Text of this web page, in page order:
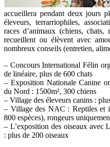
accueillera pendant deux jours
éleveurs, terrarriophiles,
races d’animaux (chiens, chats,
recueillent ou élèvent avec
nombreux conseils (entretien,
– Concours International Félin
de linéaire, plus de 600 chats
– Exposition Nationale Canine
du Nord : 1500m², 300 chiens
– Village des éleveurs canins :
– Village des NAC : Reptiles et
800 espèces), rongeurs
– L’exposition des oiseaux avec
: plus de 200 oiseaux